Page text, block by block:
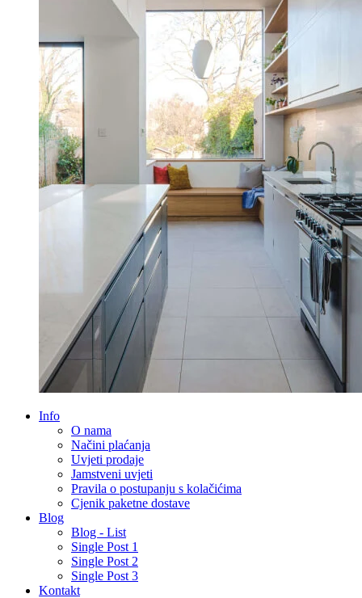
Info
O nama
Načini plaćanja
Uvjeti prodaje
Jamstveni uvjeti
Pravila o postupanju s kolačićima
Cjenik paketne dostave
Blog
Blog - List
Single Post 1
Single Post 2
Single Post 3
Kontakt